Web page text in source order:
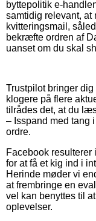
byttepolitik e-
samtidig relevant, at
kvitteringsmail,
bekræfte ordren af
uanset om du skal
Trustpilot bringer
klogere på flere
tilrådes det, at du
– Isspand med tang
ordre.
Facebook
for at få et kig ind i
Herinde møder vi
at frembringe en
vel kan benyttes til
oplevelser.